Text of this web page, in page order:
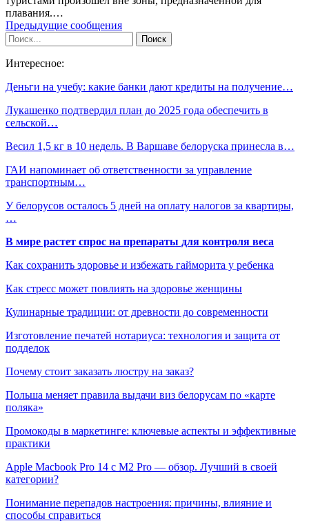
плавания.…
Предыдущие сообщения
Интересное:
Деньги на учебу: какие банки дают кредиты на получение…
Лукашенко подтвердил план до 2025 года обеспечить в
сельской…
Весил 1,5 кг в 10 недель. В Варшаве белоруска принесла в…
ГАИ напоминает об ответственности за управление
транспортным…
У белорусов осталось 5 дней на оплату налогов за квартиры,
…
В мире растет спрос на препараты для контроля веса
Как сохранить здоровье и избежать гайморита у ребенка
Как стресс может повлиять на здоровье женщины
Кулинарные традиции: от древности до современности
Изготовление печатей нотариуса: технология и защита от
подделок
Почему стоит заказать люстру на заказ?
Польша меняет правила выдачи виз белорусам по «карте
поляка»
Промокоды в маркетинге: ключевые аспекты и эффективные
практики
Apple Macbook Pro 14 с M2 Pro — обзор. Лучший в своей
категории?
Понимание перепадов настроения: причины, влияние и
способы справиться